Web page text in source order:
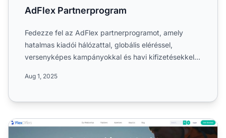
AdFlex Partnerprogram
Fedezze fel az AdFlex partnerprogramot, amely
hatalmas kiadói hálózattal, globális eléréssel,
versenyképes kampányokkal és havi kifizetésekkel
Aug 1, 2025
Flexoffers Partnerprogram